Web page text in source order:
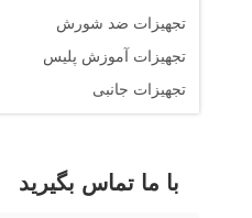
تجهیزات ضد شورش
تجهیزات آموزش پلیس
تجهیزات جانبی
با ما تماس بگیرید